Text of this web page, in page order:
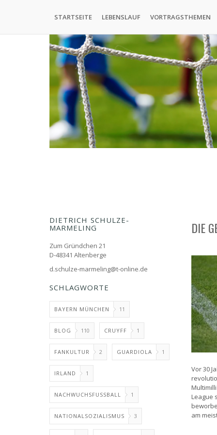
Hauptnavigation
STARTSEITE LEBENSLAUF VORTRAGSTHEMEN
DIETRICH SCHULZE-
MARMELING
Zum Gründchen 21
D-48341 Altenberge
d.schulze-marmeling@t-online.de
SCHLAGWORTE
BAYERN MÜNCHEN 11
BLOG 110 CRUYFF 1
FANKULTUR 2 GUARDIOLA 1
IRLAND 1
NACHWUCHSFUSSBALL 1
NATIONALSOZIALISMUS 3
DIE
Vor 30
League
am